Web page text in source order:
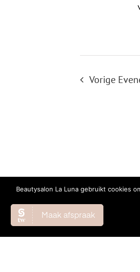
Vorige
Beautysalon La Luna gebruikt cookies